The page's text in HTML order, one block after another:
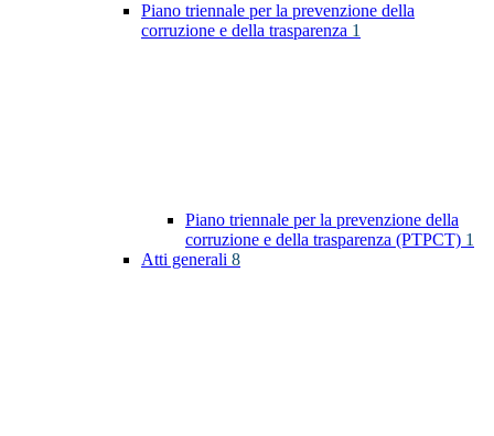
Piano triennale per la prevenzione della
corruzione e della trasparenza 1
Piano triennale per la prevenzione della
corruzione e della trasparenza (PTPCT) 1
Atti generali 8